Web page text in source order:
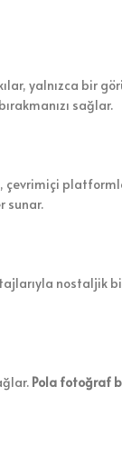
yalnızca bir
sağlar.
çevrimiçi
sunar.
nostaljik
Pola fotoğraf